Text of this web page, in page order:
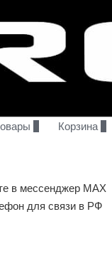
Корзина
в мессенджер MAX
для связи в РФ